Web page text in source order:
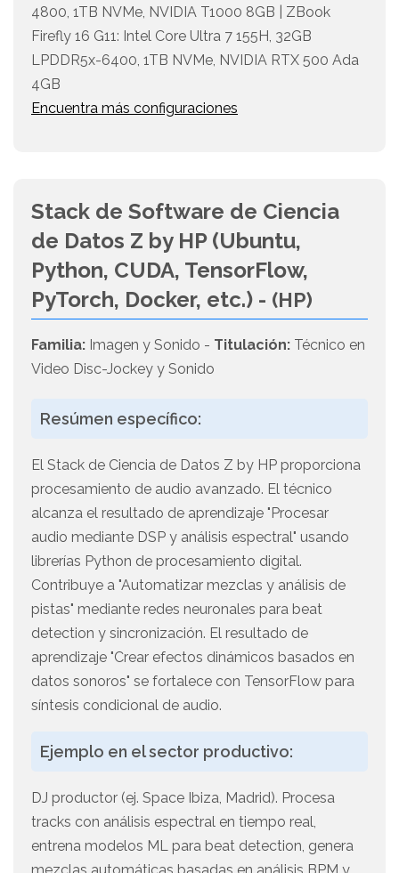
4800, 1TB NVMe, NVIDIA T1000 8GB | ZBook
Firefly 16 G11: Intel Core Ultra 7 155H, 32GB
LPDDR5x-6400, 1TB NVMe, NVIDIA RTX 500 Ada
4GB
Encuentra más configuraciones
Stack de Software de Ciencia
de Datos Z by HP (Ubuntu,
Python, CUDA, TensorFlow,
PyTorch, Docker, etc.) - (HP)
Familia: Imagen y Sonido - Titulación: Técnico en
Video Disc-Jockey y Sonido
Resúmen específico:
El Stack de Ciencia de Datos Z by HP proporciona
procesamiento de audio avanzado. El técnico
alcanza el resultado de aprendizaje "Procesar
audio mediante DSP y análisis espectral" usando
librerías Python de procesamiento digital.
Contribuye a "Automatizar mezclas y análisis de
pistas" mediante redes neuronales para beat
detection y sincronización. El resultado de
aprendizaje "Crear efectos dinámicos basados en
datos sonoros" se fortalece con TensorFlow para
síntesis condicional de audio.
Ejemplo en el sector productivo:
DJ productor (ej. Space Ibiza, Madrid). Procesa
tracks con análisis espectral en tiempo real,
entrena modelos ML para beat detection, genera